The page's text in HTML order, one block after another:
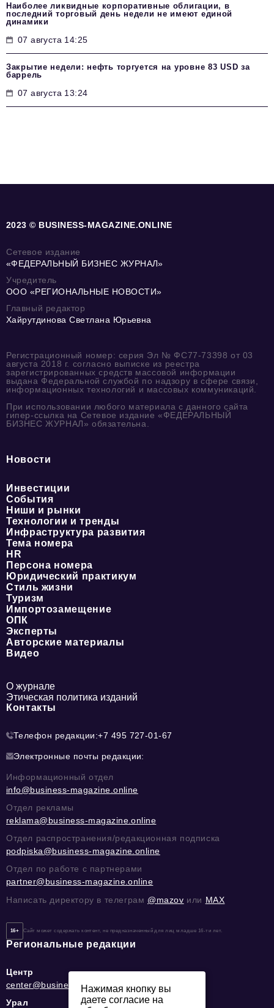
Наиболее ликвидные корпоративные облигации, в
последний торговый день недели не имеют единой
динамики
07 августа 14:25
Закрытие недели: нефть торгуется на уровне 83 USD за
баррель
07 августа 13:24
2023 © BUSINESS-MAGAZINE.ONLINE
Сетевое издание
«ФЕДЕРАЛЬНЫЙ БИЗНЕС ЖУРНАЛ»
Учредитель
ООО «РЕГИОНАЛЬНЫЕ НОВОСТИ»
Главный редактор
Хайрутдинова Светлана Юрьевна
Регистрационный номер: серия Эл № ФС77-73398 от 03
августа 2018 г. согласно выписке из реестра
зарегистрированных средств массовой информации
выдана Федеральной службой по надзору в сфере связи,
информационных технологий и массовых коммуникаций.
При использовании любого материала с данного сайта
гипер-ссылка на Сетевое издание «ФЕДЕРАЛЬНЫЙ
БИЗНЕС ЖУРНАЛ» обязательна.
Новости
Инвестиции
События
Ниши и рынки
Технологии и тренды
Инфраструктура развития
Тема номера
HR
Персона номера
Юридический практикум
Стиль жизни
Туризм
Импортозамещение
ОПК
Эксперты
Авторские материалы
Видео
О журнале
Этическая политика изданий
Контакты
Телефон редакции:+7 495 727-01-67
Электронные почты редакции:
Информационный отдел
info@business-magazine.online
Отдел рекламы
reklama@business-magazine.online
Отдел распространения/редакционная подписка
podpiska@business-magazine.online
Отдел по работе с партнерами
partner@business-magazine.online
Написать директору в телеграм @mazov или MAX
16+ Сайт может содержать контент, не предназначенный для лиц младше 16-ти лет.
Региональные редакции
Центр
center@business-magazine.online
Урал
Нажимая кнопку вы
даете согласие на